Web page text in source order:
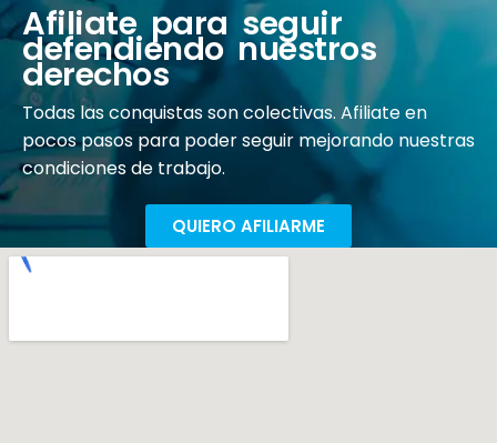
Afiliate para seguir
defendiendo nuestros
derechos
Todas las conquistas son colectivas. Afiliate en
pocos pasos para poder seguir mejorando nuestras
condiciones de trabajo.
QUIERO AFILIARME